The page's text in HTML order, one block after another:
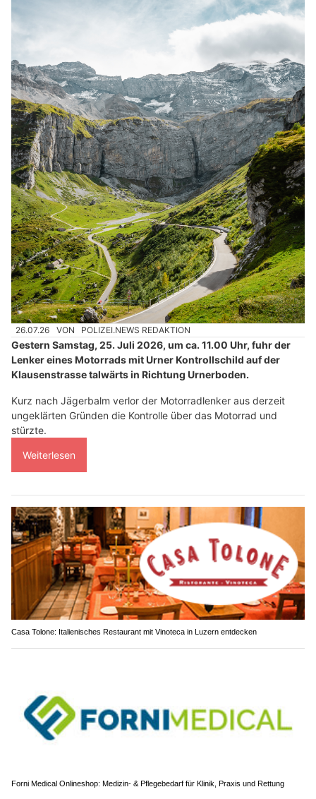
26.07.26 VON POLIZEI.NEWS REDAKTION
Gestern Samstag, 25. Juli 2026, um ca. 11.00 Uhr, fuhr der
Lenker eines Motorrads mit Urner Kontrollschild auf der
Klausenstrasse talwärts in Richtung Urnerboden.
Kurz nach Jägerbalm verlor der Motorradlenker aus derzeit
ungeklärten Gründen die Kontrolle über das Motorrad und
stürzte.
Weiterlesen
Casa Tolone: Italienisches Restaurant mit Vinoteca in Luzern entdecken
Forni Medical Onlineshop: Medizin- & Pflegebedarf für Klinik, Praxis und Rettung